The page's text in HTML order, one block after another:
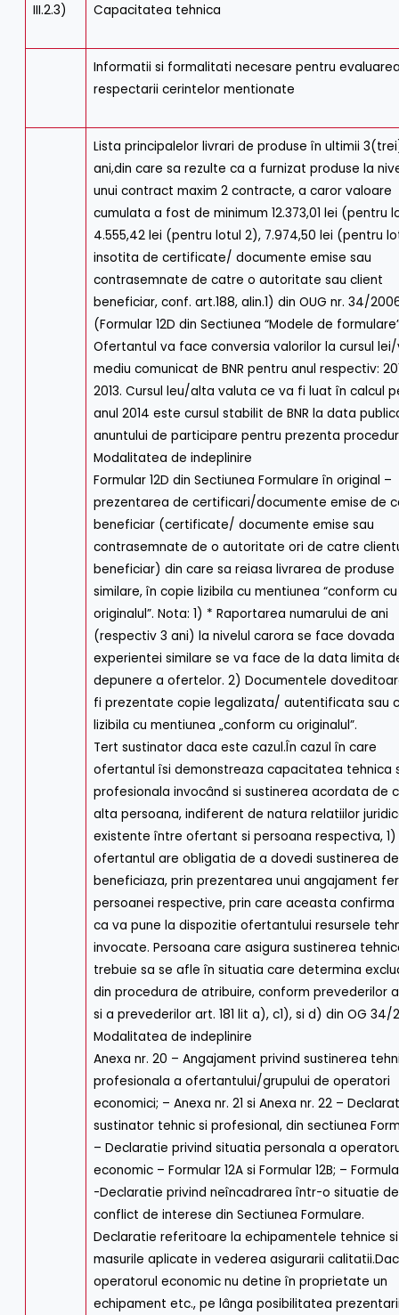
III.2.3) Capacitatea tehnica
Informatii si formalitati necesare pentru
respectarii cerintelor mentionate
Lista principalelor livrari de produse în ultimii
ani,din care sa rezulte ca a furnizat produse la
unui contract maxim 2 contracte, a caror valoare
cumulata a fost de minimum 12.373,01 lei (pentru
4.555,42 lei (pentru lotul 2), 7.974,50 lei (pentru
insotita de certificate/ documente emise sau
contrasemnate de catre o autoritate sau client
beneficiar, conf. art.188, alin.1) din OUG nr. 34/
(Formular 12D din Sectiunea “Modele de
Ofertantul va face conversia valorilor la cursul
mediu comunicat de BNR pentru anul respectiv:
2013. Cursul leu/alta valuta ce va fi luat în calcul
anul 2014 este cursul stabilit de BNR la data
anuntului de participare pentru prezenta
Modalitatea de indeplinire
Formular 12D din Sectiunea Formulare în original –
prezentarea de certificari/documente emise de
beneficiar (certificate/ documente emise sau
contrasemnate de o autoritate ori de catre
beneficiar) din care sa reiasa livrarea de produse
similare, în copie lizibila cu mentiunea “conform cu
originalul”. Nota: 1) * Raportarea numarului de ani
(respectiv 3 ani) la nivelul carora se face dovada
experientei similare se va face de la data limita
depunere a ofertelor. 2) Documentele
fi prezentate copie legalizata/ autentificata sau
lizibila cu mentiunea „conform cu originalul”.
Tert sustinator daca este cazul.În cazul în care
ofertantul îsi demonstreaza capacitatea tehnica
profesionala invocând si sustinerea acordata de
alta persoana, indiferent de natura relatiilor
existente între ofertant si persoana respectiva,
ofertantul are obligatia de a dovedi sustinerea
beneficiaza, prin prezentarea unui angajament
persoanei respective, prin care aceasta
ca va pune la dispozitie ofertantului resursele
invocate. Persoana care asigura sustinerea
trebuie sa se afle în situatia care determina
din procedura de atribuire, conform prevederilor
si a prevederilor art. 181 lit a), c1), si d) din OG 34/
Modalitatea de indeplinire
Anexa nr. 20 – Angajament privind sustinerea
profesionala a ofertantului/grupului de operatori
economici; – Anexa nr. 21 si Anexa nr. 22 –
sustinator tehnic si profesional, din sectiunea
– Declaratie privind situatia personala a
economic – Formular 12A si Formular 12B; –
-Declaratie privind neîncadrarea într-o situatie de
conflict de interese din Sectiunea Formulare.
Declaratie referitoare la echipamentele tehnice
masurile aplicate in vederea asigurarii
operatorul economic nu detine în proprietate un
echipament etc., pe lânga posibilitatea